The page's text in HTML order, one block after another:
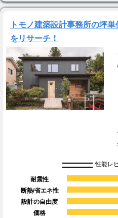
トモノ建築設計事務所の坪
をリサーチ！
性能レ
耐震性
断熱/省エネ性
設計の自由度
価格